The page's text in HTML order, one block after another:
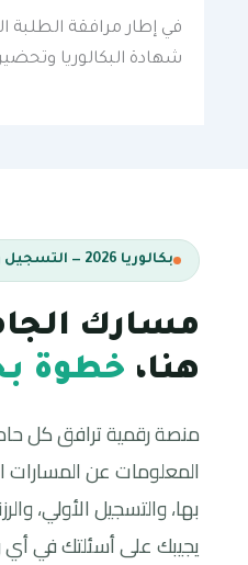
في إطار مرافقة الطلبة
شهادة البكالوريا
بكالوريا 2026 — التسجيل والتوجيه
مسارك
هنا، خطوة
منصة رقمية ترافق كل
المعلومات عن المسارات
بها، والتسجيل الأولي،
يجيبك على أسئلتك في